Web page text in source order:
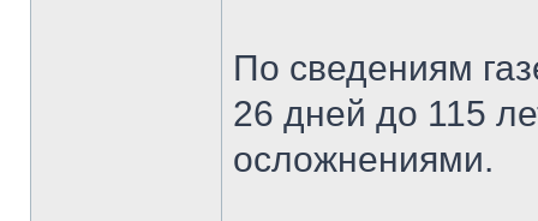
По сведениям
26 дней до 115
осложнениями.